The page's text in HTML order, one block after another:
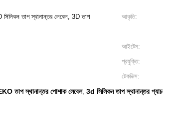
তাপ স্থানান্তর লেবেল, 3D তাপ
আকৃতি:
আইটেম:
প্রযুক্তি:
টেকনিক্স:
তাপ স্থানান্তর পোশাক লেবেল, 3d সিলিকন তাপ স্থানান্তর প্যাচ